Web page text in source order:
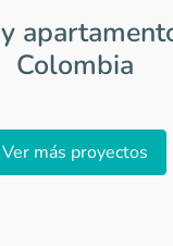
Colombia
Ver más proyectos